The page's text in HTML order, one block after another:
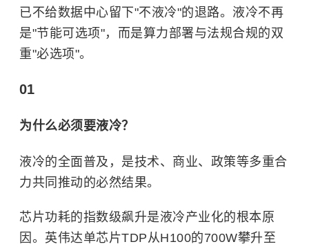
已不给数据中心留下"不液冷"的退路。液冷不再
是"节能可选项"，而是算力部署与法规合规的双
重"必选项"。
01
为什么必须要液冷？
液冷的全面普及，是技术、商业、政策等多重合
力共同推动的必然结果。
芯片功耗的指数级飙升是液冷产业化的根本原
因。英伟达单芯片TDP从H100的700W攀升至